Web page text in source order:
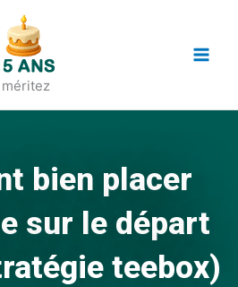
bien placer
sur le départ
teebox)